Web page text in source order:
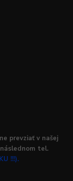
prevziať v našej
tel.
!!!).